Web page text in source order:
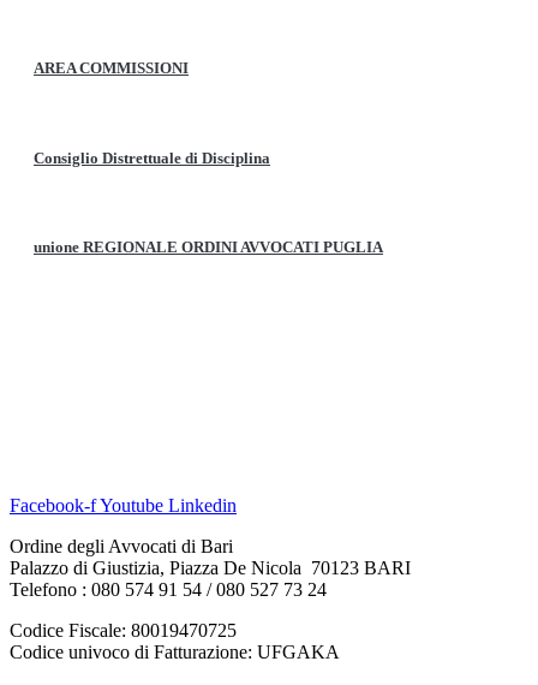
AREA COMMISSIONI
Consiglio Distrettuale di Disciplina
unione REGIONALE ORDINI AVVOCATI PUGLIA
Facebook-fYoutube Linkedin
Ordine degli Avvocati di Bari
Palazzo di Giustizia, Piazza De Nicola 70123 BARI
Telefono : 080 574 91 54 / 080 527 73 24
Codice Fiscale: 80019470725
Codice univoco di Fatturazione: UFGAKA